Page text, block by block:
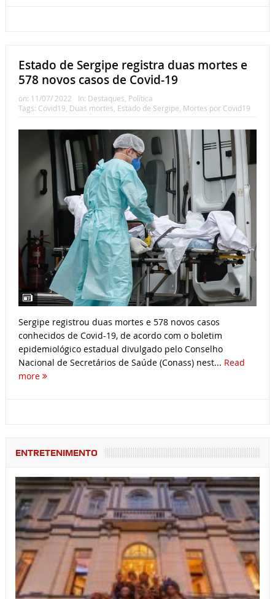
Estado de Sergipe registra duas mortes e
578 novos casos de Covid-19
on: 11/07/ 2022 In: Destaques Política
Tags: Covid19 Duas mortes Estado de Sergipe Mortes por Covid19
Sergipe registrou duas mortes e 578 novos casos
conhecidos de Covid-19, de acordo com o boletim
epidemiológico estadual divulgado pelo Conselho
Nacional de Secretários de Saúde (Conass) nest... Read
more
ENTRETENIMENTO